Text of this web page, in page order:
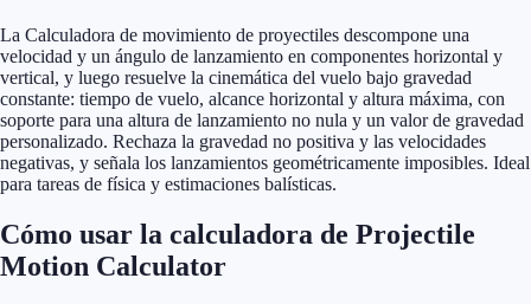
La Calculadora de movimiento de proyectiles descompone una
velocidad y un ángulo de lanzamiento en componentes horizontal y
vertical, y luego resuelve la cinemática del vuelo bajo gravedad
constante: tiempo de vuelo, alcance horizontal y altura máxima, con
soporte para una altura de lanzamiento no nula y un valor de gravedad
personalizado. Rechaza la gravedad no positiva y las velocidades
negativas, y señala los lanzamientos geométricamente imposibles. Ideal
para tareas de física y estimaciones balísticas.
Cómo usar la calculadora de Projectile
Motion Calculator